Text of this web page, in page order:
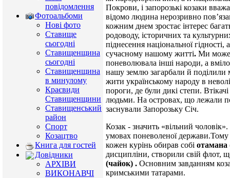
повідомлення
Фотоальбоми
Нові фото
Ставище
сьогодні
Ставищенщина
сьогодні
Ставищенщина
в минулому
Краєвиди
Ставищенщини
Ставищенський
район
Спорт
Козацтво
Книга для гостей
Довідники
АРХІВИ
ВИКОНАВЧІ
Покрови, і запорозькі козаки
відомо людина нерозривно
кожним днем зростає інтерес
родоводу, історичних та
піднесення національної
сучасному нашому житті. Ми
поневолювала інші народи, а
нашу землю загарбали й поділили
жити українському народу в
пороги, де були дикі степи.
людьми. На островах, що лежали
заснували Запорозьку Січ.
Козак - значить «вільний
умовах поневоленої
кожен курінь обирав собі отамана
дисципліни, створили свій флот,
(чайок) . Основним завданням
кримськими татарами.